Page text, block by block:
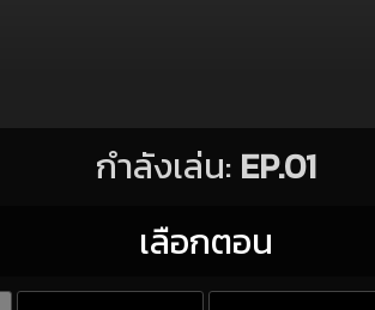
กำลังเล่น: EP.01
เลือกตอน